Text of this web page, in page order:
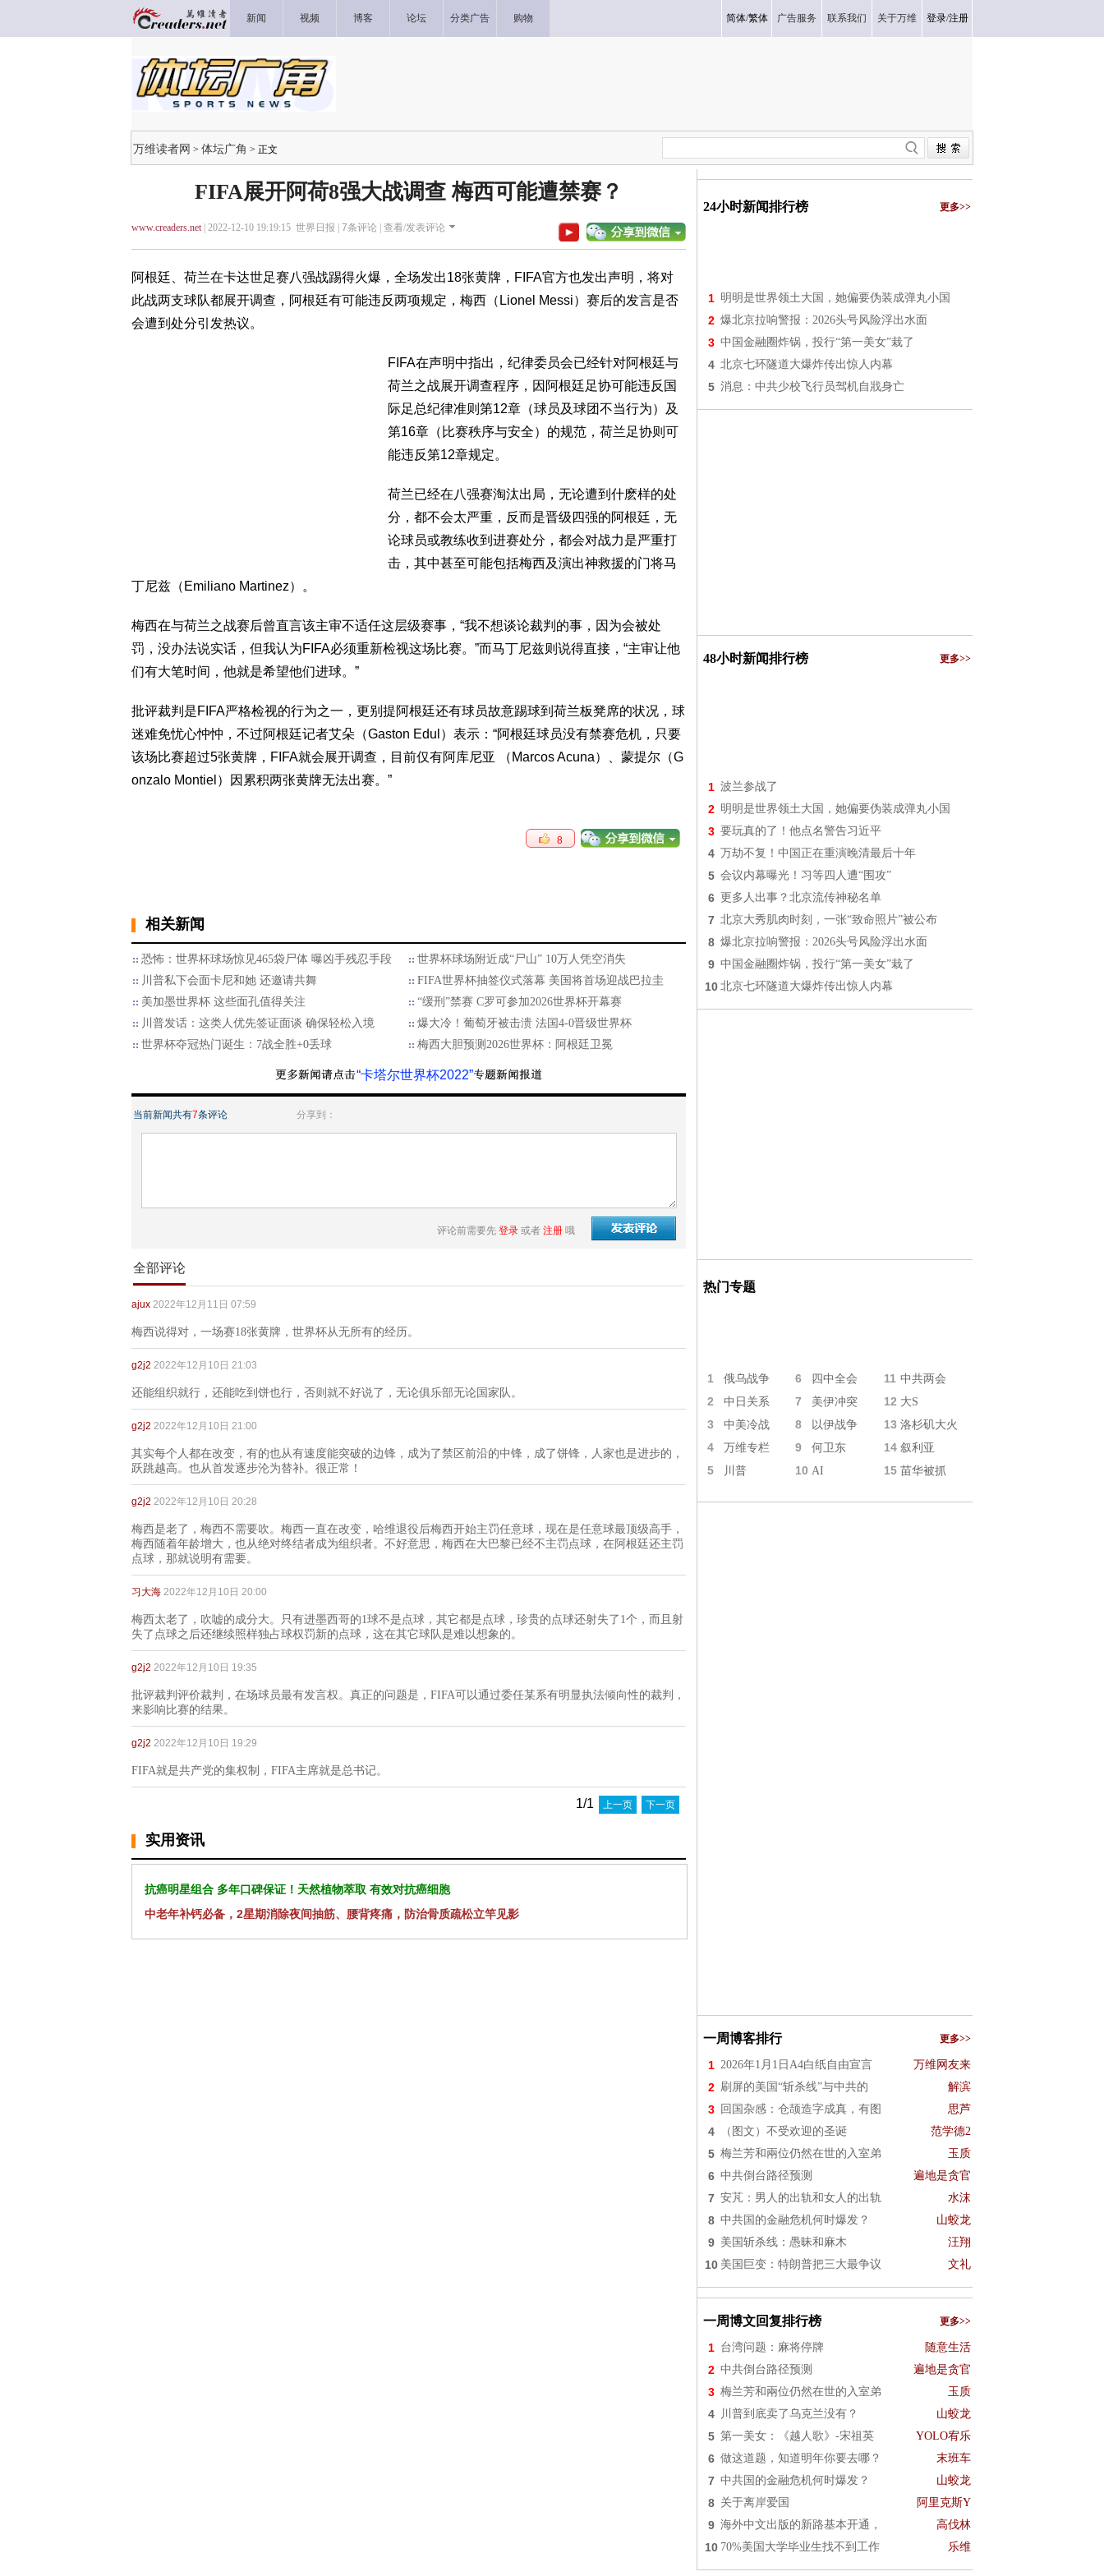
新闻 视频 博客 论坛 分类广告 购物 简体/繁体 广告服务 联系我们 关于万维 登录/注册
万维读者网 > 体坛广角 > 正文
FIFA展开阿荷8强大战调查 梅西可能遭禁赛？
www.creaders.net| 2022-12-10 19:19:15 世界日报 | 7条评论 | 查看/发表评论
阿根廷、荷兰在卡达世足赛八强战踢得火爆，全场发出18张黄牌，FIFA官方也发出声明，将对
此战两支球队都展开调查，阿根廷有可能违反两项规定，梅西（Lionel Messi）赛后的发言是否
会遭到处分引发热议。
FIFA在声明中指出，纪律委员会已经针对阿根廷与
荷兰之战展开调查程序，因阿根廷足协可能违反国
际足总纪律准则第12章（球员及球团不当行为）及
第16章（比赛秩序与安全）的规范，荷兰足协则可
能违反第12章规定。
荷兰已经在八强赛淘汰出局，无论遭到什麽样的处
分，都不会太严重，反而是晋级四强的阿根廷，无
论球员或教练收到进赛处分，都会对战力是严重打
击，其中甚至可能包括梅西及演出神救援的门将马
丁尼兹（Emiliano Martinez）。
梅西在与荷兰之战赛后曾直言该主审不适任这层级赛事，“我不想谈论裁判的事，因为会被处
罚，没办法说实话，但我认为FIFA必须重新检视这场比赛。”而马丁尼兹则说得直接，“主审让他
们有大笔时间，他就是希望他们进球。”
批评裁判是FIFA严格检视的行为之一，更别提阿根廷还有球员故意踢球到荷兰板凳席的状况，球
迷难免忧心忡忡，不过阿根廷记者艾朵（Gaston Edul）表示：“阿根廷球员没有禁赛危机，只要
该场比赛超过5张黄牌，FIFA就会展开调查，目前仅有阿库尼亚 （Marcos Acuna）、蒙提尔（G
onzalo Montiel）因累积两张黄牌无法出赛。”
8
相关新闻
恐怖：世界杯球场惊见465袋尸体 曝凶手残忍手段
世界杯球场附近成“尸山” 10万人凭空消失
川普私下会面卡尼和她 还邀请共舞
FIFA世界杯抽签仪式落幕 美国将首场迎战巴拉圭
美加墨世界杯 这些面孔值得关注
“缓刑”禁赛 C罗可参加2026世界杯开幕赛
川普发话：这类人优先签证面谈 确保轻松入境
爆大冷！葡萄牙被击溃 法国4-0晋级世界杯
世界杯夺冠热门诞生：7战全胜+0丢球
梅西大胆预测2026世界杯：阿根廷卫冕
“卡塔尔世界杯2022”
当前新闻共有7条评论 分享到：
评论前需要先 登录 或者 注册 哦
全部评论
ajux 2022年12月11日 07:59
梅西说得对，一场赛18张黄牌，世界杯从无所有的经历。
g2j2 2022年12月10日 21:03
还能组织就行，还能吃到饼也行，否则就不好说了，无论俱乐部无论国家队。
g2j2 2022年12月10日 21:00
其实每个人都在改变，有的也从有速度能突破的边锋，成为了禁区前沿的中锋，成了饼锋，人家也是进步的，
跃跳越高。也从首发逐步沦为替补。很正常！
g2j2 2022年12月10日 20:28
梅西是老了，梅西不需要吹。梅西一直在改变，哈维退役后梅西开始主罚任意球，现在是任意球最顶级高手，
梅西随着年龄增大，也从绝对终结者成为组织者。不好意思，梅西在大巴黎已经不主罚点球，在阿根廷还主罚
点球，那就说明有需要。
习大海 2022年12月10日 20:00
梅西太老了，吹嘘的成分大。只有进墨西哥的1球不是点球，其它都是点球，珍贵的点球还射失了1个，而且射
失了点球之后还继续照样独占球权罚新的点球，这在其它球队是难以想象的。
g2j2 2022年12月10日 19:35
批评裁判评价裁判，在场球员最有发言权。真正的问题是，FIFA可以通过委任某系有明显执法倾向性的裁判，
来影响比赛的结果。
g2j2 2022年12月10日 19:29
FIFA就是共产党的集权制，FIFA主席就是总书记。
1/1 上一页 下一页
实用资讯
抗癌明星组合 多年口碑保证！天然植物萃取 有效对抗癌细胞
中老年补钙必备，2星期消除夜间抽筋、腰背疼痛，防治骨质疏松立竿见影
24小时新闻排行榜 更多>>
1 明明是世界领土大国，她偏要伪装成弹丸小国
2 爆北京拉响警报：2026头号风险浮出水面
3 中国金融圈炸锅，投行“第一美女”栽了
4 北京七环隧道大爆炸传出惊人内幕
5 消息：中共少校飞行员驾机自戕身亡
48小时新闻排行榜 更多>>
1 波兰参战了
2 明明是世界领土大国，她偏要伪装成弹丸小国
3 要玩真的了！他点名警告习近平
4 万劫不复！中国正在重演晚清最后十年
5 会议内幕曝光！习等四人遭“围攻”
6 更多人出事？北京流传神秘名单
7 北京大秀肌肉时刻，一张“致命照片”被公布
8 爆北京拉响警报：2026头号风险浮出水面
9 中国金融圈炸锅，投行“第一美女”栽了
10 北京七环隧道大爆炸传出惊人内幕
热门专题
1 俄乌战争 6 四中全会 11 中共两会
2 中日关系 7 美伊冲突 12 大S
3 中美冷战 8 以伊战争 13 洛杉矶大火
4 万维专栏 9 何卫东 14 叙利亚
5 川普 10 AI 15 苗华被抓
一周博客排行 更多>>
1 2026年1月1日A4白纸自由宣言 万维网友来
2 刷屏的美国“斩杀线”与中共的 解滨
3 回国杂感：仓颉造字成真，有图 思芦
4 （图文）不受欢迎的圣诞 范学德2
5 梅兰芳和兩位仍然在世的入室弟 玉质
6 中共倒台路径预测 遍地是贪官
7 安芃：男人的出轨和女人的出轨 水沫
8 中共国的金融危机何时爆发？ 山蛟龙
9 美国斩杀线：愚昧和麻木 汪翔
10 美国巨变：特朗普把三大最争议 文礼
一周博文回复排行榜 更多>>
1 台湾问题：麻将停牌 随意生活
2 中共倒台路径预测 遍地是贪官
3 梅兰芳和兩位仍然在世的入室弟 玉质
4 川普到底卖了乌克兰没有？ 山蛟龙
5 第一美女：《越人歌》-宋祖英 YOLO宥乐
6 做这道题，知道明年你要去哪？ 末班车
7 中共国的金融危机何时爆发？ 山蛟龙
8 关于离岸爱国 阿里克斯Y
9 海外中文出版的新路基本开通， 高伐林
10 70%美国大学毕业生找不到工作 乐维